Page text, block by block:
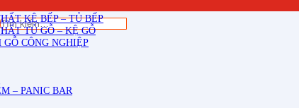
KỆ BẾP – TỦ BẾP
TỦ GỖ – KỆ GỖ
GỖ CÔNG NGHIỆP
– PANIC BAR
Tìm
kiếm: